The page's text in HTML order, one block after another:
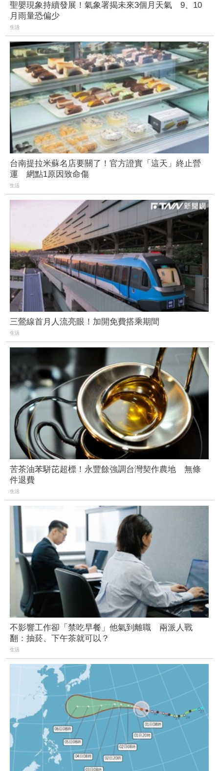
聖嬰現象持續發展！氣象署揭未來3個月天氣 9、10
月雨量恐偏少
生活
台南提拉米蘇名店要關了！官方證實「這天」終止營
運 網點1原因致命傷
生活
三鶯線首月人流亮眼！加開免費搭乘期間
生活
苦茶油苯駢芘超標！永豐餘強調台灣契作農地 無條
件退費
生活
不影響工作卻「禁吃早餐」他氣到離職 兩派人戰
翻：抽菸、下午茶就可以？
生活